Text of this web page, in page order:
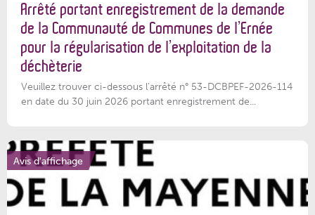
Arrêté portant enregistrement de la demande
de la Communauté de Communes de l’Ernée
pour la régularisation de l’exploitation de la
déchèterie
Veuillez trouver ci-dessous l'arrêté n° 53-DCBPEF-2026-114
en date du 30 juin 2026 portant enregistrement de...
Avis d'affichage